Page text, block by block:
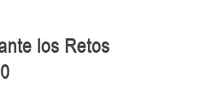
los Retos